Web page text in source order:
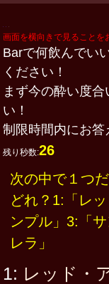
画面を横向きで見ることを
Barで何飲んでい
ください！
まず今の酔い度
い！
制限時間内にお答
残り秒数:26
次の中で１つ
どれ？1:「レ
ンプル」3:「
レラ」
1: レッド・